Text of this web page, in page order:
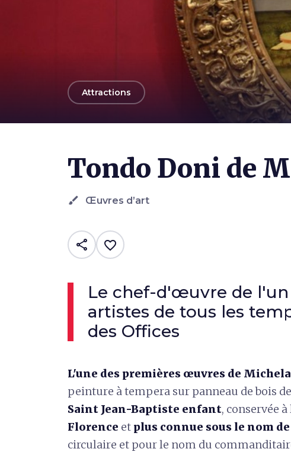
arrow_back
Attractions
Tondo Doni de
brush Œuvres d’art
share favorite_border
Le chef-d'œuvre de l'un
artistes de tous les
des Offices
L'une des premières œuvres de
peinture à tempera sur panneau de bois
Saint Jean-Baptiste enfant, conservée à
Florence et plus connue sous le nom
circulaire et pour le nom du